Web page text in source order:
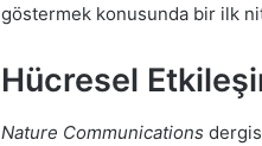
göstermek konusunda bir ilk
Hücresel
Nature Communications